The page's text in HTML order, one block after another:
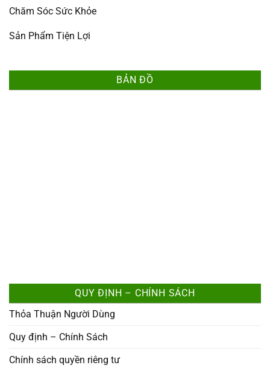
Chăm Sóc Sức Khỏe
Sản Phẩm Tiện Lợi
BẢN ĐỒ
QUY ĐỊNH – CHÍNH SÁCH
Thỏa Thuận Người Dùng
Quy định – Chính Sách
Chính sách quyền riêng tư